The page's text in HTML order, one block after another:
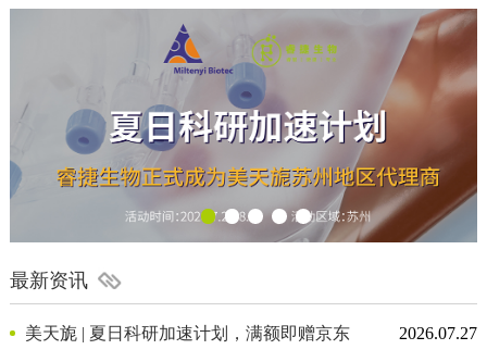
睿杰生物-凋亡/增殖检测试剂
最新资讯
美天旎 | 夏日科研加速计划，满额即赠京东 2026.07.27